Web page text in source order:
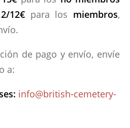
12€ para los miembros,
de pago y envío, envíe
a:
info@british-cemetery-